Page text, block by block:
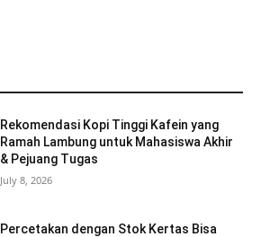
Rekomendasi Kopi Tinggi Kafein yang
Ramah Lambung untuk Mahasiswa Akhir
& Pejuang Tugas
July 8, 2026
Percetakan dengan Stok Kertas Bisa